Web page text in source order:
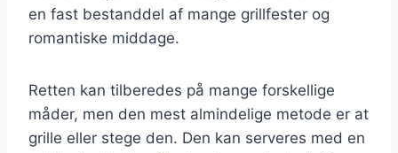
en fast bestanddel af mange grillfester og
romantiske middage.
Retten kan tilberedes på mange forskellige
måder, men den mest almindelige metode er at
grille eller stege den. Den kan serveres med en